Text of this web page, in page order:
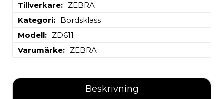
Tillverkare
ZEBRA
Kategori
Bordsklass
Modell
ZD611
Varumärke
ZEBRA
Beskrivning